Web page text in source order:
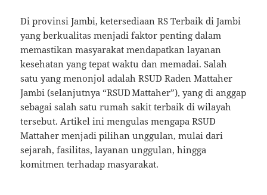
Di provinsi Jambi, ketersediaan RS Terbaik di Jambi
yang berkualitas menjadi faktor penting dalam
memastikan masyarakat mendapatkan layanan
kesehatan yang tepat waktu dan memadai. Salah
satu yang menonjol adalah RSUD Raden Mattaher
Jambi (selanjutnya “RSUD Mattaher”), yang di anggap
sebagai salah satu rumah sakit terbaik di wilayah
tersebut. Artikel ini mengulas mengapa RSUD
Mattaher menjadi pilihan unggulan, mulai dari
sejarah, fasilitas, layanan unggulan, hingga
komitmen terhadap masyarakat.